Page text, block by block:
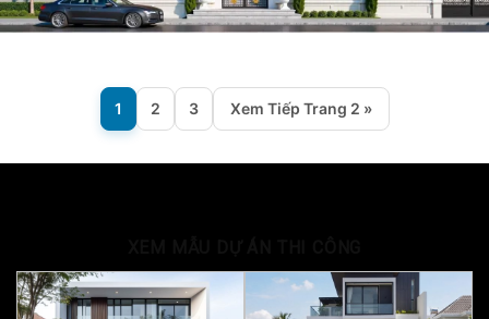
1 2 3 Xem Tiếp Trang 2 »